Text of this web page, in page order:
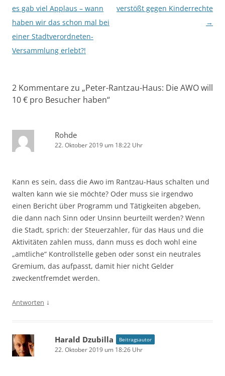
es gab viel Applaus – wann
haben wir das schon mal bei
einer Stadtverordneten-
Versammlung erlebt?!
verstößt gegen Kinderrechte
→
2 Kommentare zu „Peter-Rantzau-Haus: Die AWO will
10 € pro Besucher haben“
Rohde
22. Oktober 2019 um 18:22 Uhr
Kann es sein, dass die Awo im Rantzau-Haus schalten und
walten kann wie sie möchte? Oder muss sie irgendwo
einen Bericht über Programm und Tätigkeiten abgeben,
die dann nach Sinn oder Unsinn beurteilt werden? Wenn
die Stadt, sprich: der Steuerzahler, für das Haus und die
Aktivitäten zahlen muss, dann muss es doch wohl eine
„amtliche“ Kontrollstelle geben oder sonst ein neutrales
Gremium, das aufpasst, damit hier nicht Gelder
zweckentfremdet werden.
Antworten ↓
Harald Dzubilla Beitragsautor
22. Oktober 2019 um 18:26 Uhr